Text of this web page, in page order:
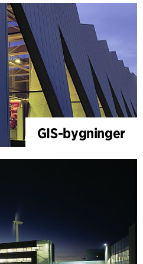
GIS-bygninger